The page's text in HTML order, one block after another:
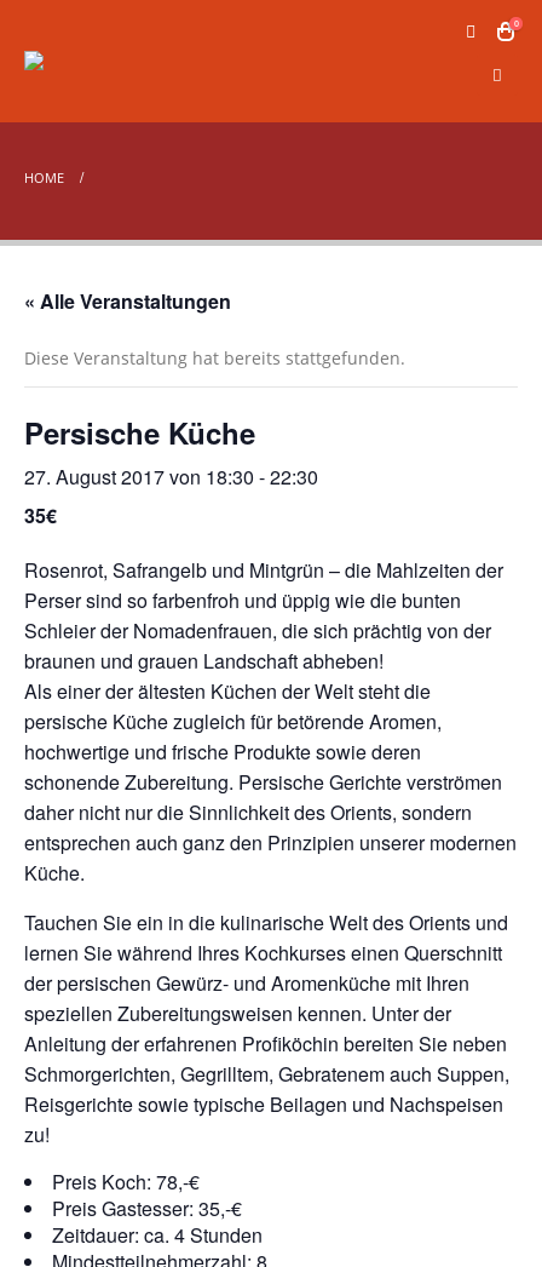
0
HOME
« Alle Veranstaltungen
Diese Veranstaltung hat bereits stattgefunden.
Persische Küche
27. August 2017 von 18:30 -22:30
35€
Rosenrot, Safrangelb und Mintgrün – die Mahlzeiten der
Perser sind so farbenfroh und üppig wie die bunten
Schleier der Nomadenfrauen, die sich prächtig von der
braunen und grauen Landschaft abheben!
Als einer der ältesten Küchen der Welt steht die
persische Küche zugleich für betörende Aromen,
hochwertige und frische Produkte sowie deren
schonende Zubereitung. Persische Gerichte verströmen
daher nicht nur die Sinnlichkeit des Orients, sondern
entsprechen auch ganz den Prinzipien unserer modernen
Küche.
Tauchen Sie ein in die kulinarische Welt des Orients und
lernen Sie während Ihres Kochkurses einen Querschnitt
der persischen Gewürz- und Aromenküche mit Ihren
speziellen Zubereitungsweisen kennen. Unter der
Anleitung der erfahrenen Profiköchin bereiten Sie neben
Schmorgerichten, Gegrilltem, Gebratenem auch Suppen,
Reisgerichte sowie typische Beilagen und Nachspeisen
zu!
Preis Koch: 78,-€
Preis Gastesser: 35,-€
Zeitdauer: ca. 4 Stunden